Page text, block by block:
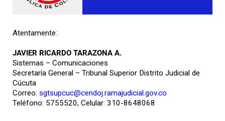
Atentamente:
JAVIER RICARDO TARAZONA A.
Sistemas – Comunicaciones
Secretaría General – Tribunal Superior Distrito Judicial de
Cúcuta
Correo: sgtsupcuc@cendoj.ramajudicial.gov.co
Teléfono: 5755520, Celular: 310-8648068